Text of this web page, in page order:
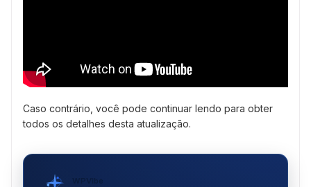
Caso contrário, você pode continuar lendo para obter
todos os detalhes desta atualização.
WPVibe